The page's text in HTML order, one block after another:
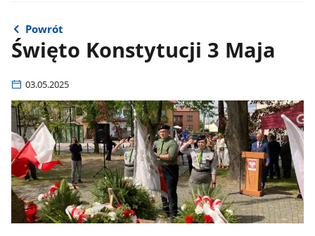
Powrót
Święto Konstytucji 3 Maja
03.05.2025